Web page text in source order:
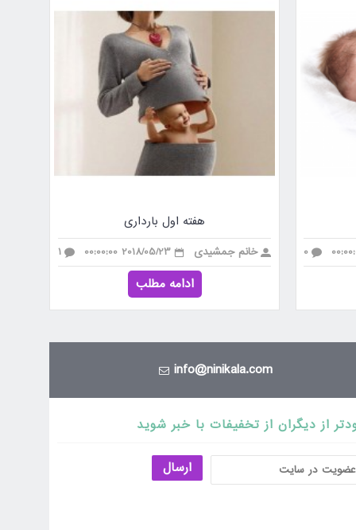
هفته اول بارداری
خانم جمشیدی 2018/05/23 00:00:00
1
ادامه مطلب
0
info@ninikala.com
از دیگران از تخفیفات با خبر شوید
ارسال